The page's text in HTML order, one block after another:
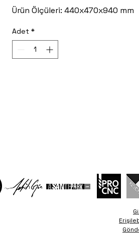
Ürün Ölçüleri: 440x470x940 mm
Adet *